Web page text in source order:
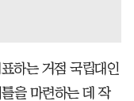
하는 거점 국립대인
을 마련하는 데 작